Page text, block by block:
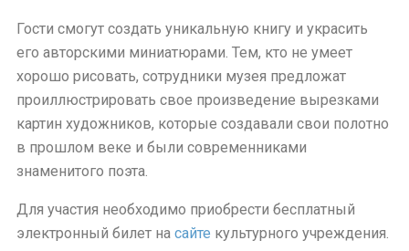
Гости смогут создать уникальную книгу и украсить
его авторскими миниатюрами. Тем, кто не умеет
хорошо рисовать, сотрудники музея предложат
проиллюстрировать свое произведение вырезками
картин художников, которые создавали свои полотно
в прошлом веке и были современниками
знаменитого поэта.
Для участия необходимо приобрести бесплатный
электронный билет на сайте культурного учреждения.